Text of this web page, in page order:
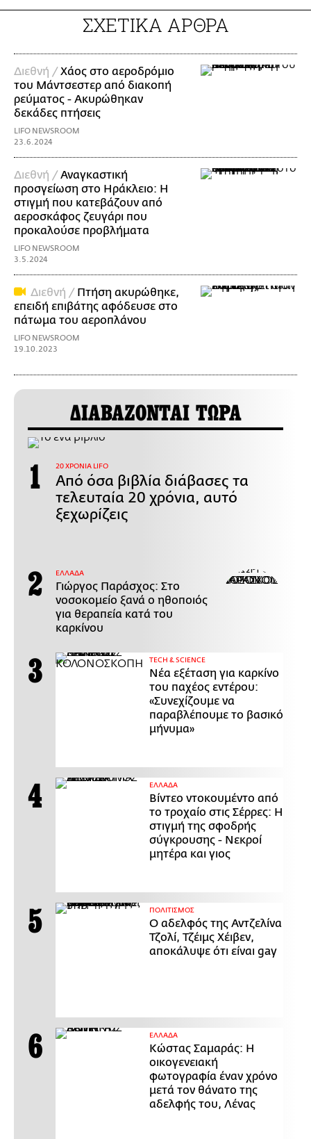
ΣΧΕΤΙΚΑ ΑΡΘΡΑ
Διεθνή / Χάος στο αεροδρόμιο
του Μάντσεστερ από διακοπή
ρεύματος - Ακυρώθηκαν
δεκάδες πτήσεις
LIFO NEWSROOM
23.6.2024
Διεθνή / Αναγκαστική
προσγείωση στο Ηράκλειο: Η
στιγμή που κατεβάζουν από
αεροσκάφος ζευγάρι που
προκαλούσε προβλήματα
LIFO NEWSROOM
3.5.2024
Διεθνή / Πτήση ακυρώθηκε,
επειδή επιβάτης αφόδευσε στο
πάτωμα του αεροπλάνου
LIFO NEWSROOM
19.10.2023
ΔΙΑΒΑΖΟΝΤΑΙ ΤΩΡΑ
20 ΧΡΟΝΙΑ LIFO
Από όσα βιβλία διάβασες τα
τελευταία 20 χρόνια, αυτό
ξεχωρίζεις
ΕΛΛΑΔΑ
Γιώργος Παράσχος: Στο
νοσοκομείο ξανά ο ηθοποιός
για θεραπεία κατά του
καρκίνου
ΤECH & SCIENCE
Νέα εξέταση για καρκίνο
του παχέος εντέρου:
«Συνεχίζουμε να
παραβλέπουμε το βασικό
μήνυμα»
ΕΛΛΑΔΑ
Βίντεο ντοκουμέντο από
το τροχαίο στις Σέρρες: Η
στιγμή της σφοδρής
σύγκρουσης - Νεκροί
μητέρα και γιος
ΠΟΛΙΤΙΣΜΟΣ
Ο αδελφός της Αντζελίνα
Τζολί, Τζέιμς Χέιβεν,
αποκάλυψε ότι είναι gay
ΕΛΛΑΔΑ
Κώστας Σαμαράς: Η
οικογενειακή
φωτογραφία έναν χρόνο
μετά τον θάνατο της
αδελφής του, Λένας